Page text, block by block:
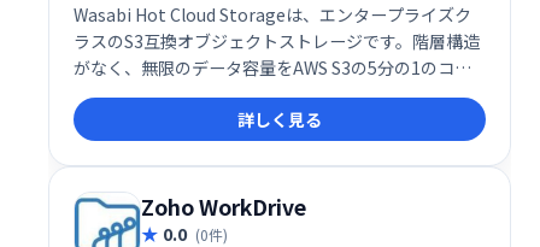
Wasabi Hot Cloud Storageは、エンタープライズク
ラスのS3互換オブジェクトストレージです。階層構造
がなく、無限のデータ容量をAWS S3の5分の1のコス
トで提供します。高速なアクセスと高い信頼性を備
え、データのバックアップ、ディザスタリカバリ、ア
ーカイブなどに最適です。ビジネスの成長を支援す
る、コストパフォーマンスに優れたクラウドストレー
ジをお探しなら、Wasabiをご検討ください。
詳しく見る
Zoho WorkDrive
0.0 (0件)